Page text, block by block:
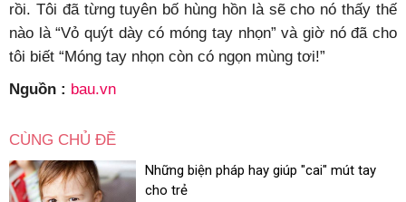
rồi. Tôi đã từng tuyên bố hùng hồn là sẽ cho nó thấy thế
nào là “Vỏ quýt dày có móng tay nhọn” và giờ nó đã cho
tôi biết “Móng tay nhọn còn có ngọn mùng tơi!”
Nguồn : bau.vn
CÙNG CHỦ ĐỀ
Những biện pháp hay giúp "cai" mút tay
cho trẻ